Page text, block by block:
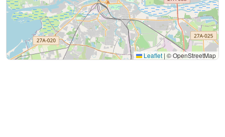
Leaflet | © OpenStreetMap